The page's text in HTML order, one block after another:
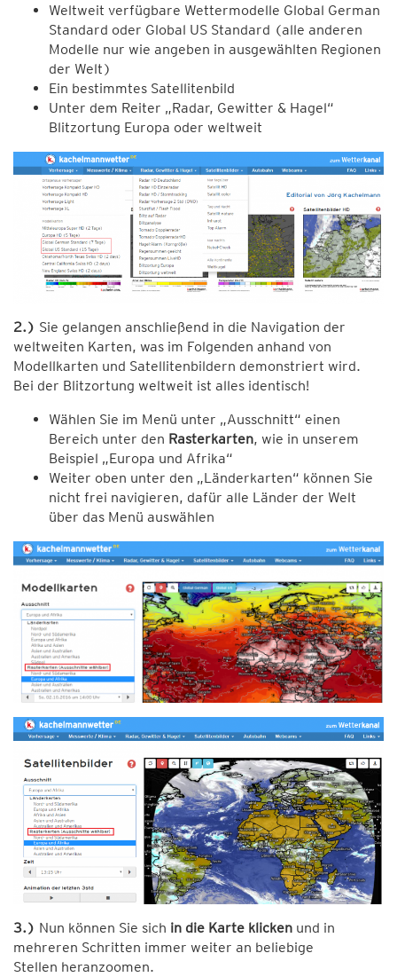
Weltweit verfügbare Wettermodelle Global German
Standard oder Global US Standard (alle anderen
Modelle nur wie angeben in ausgewählten Regionen
der Welt)
Ein bestimmtes Satellitenbild
Unter dem Reiter „Radar, Gewitter & Hagel“
Blitzortung Europa oder weltweit
2.) Sie gelangen anschließend in die Navigation der
weltweiten Karten, was im Folgenden anhand von
Modellkarten und Satellitenbildern demonstriert wird.
Bei der Blitzortung weltweit ist alles identisch!
Wählen Sie im Menü unter „Ausschnitt“ einen
Bereich unter den Rasterkarten, wie in unserem
Beispiel „Europa und Afrika“
Weiter oben unter den „Länderkarten“ können Sie
nicht frei navigieren, dafür alle Länder der Welt
über das Menü auswählen
3.) Nun können Sie sich in die Karte klicken und in
mehreren Schritten immer weiter an beliebige
Stellen heranzoomen.